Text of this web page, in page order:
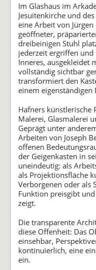
Im Glashaus im
Jesuitenkirche und
eine Arbeit von
geöffneter,
dreibeinigen Stuhl
jederzeit ergriffen
Inneres, ausgekleidet
vollständig sichtbar
transformiert den
einem eigenständigen
Hafners künstlerische
Malerei, Glasmalerei
Geprägt unter
Arbeiten von Joseph
offenen
der Geigenkasten in
uneindeutig: als
als Projektionsfläche
Verborgenen oder als
Funktion preisgibt
zeigt.
Die transparente
diese Offenheit: Das
einsehbar,
kontinuierlich, eine
ein.